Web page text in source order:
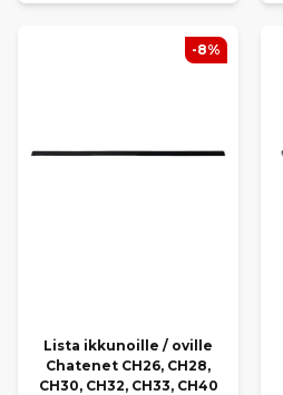
Lista ikkunoille / oville
Chatenet CH26, CH28,
CH30, CH32, CH33, CH40
-8%